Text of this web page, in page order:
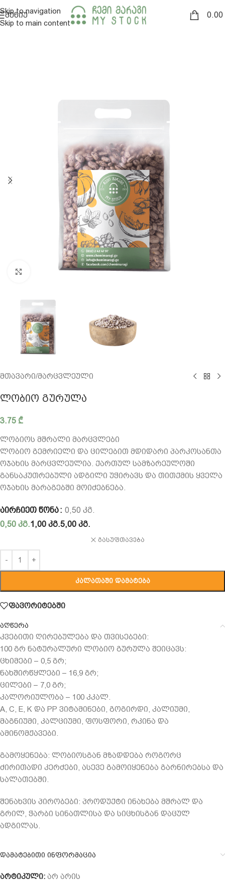
Skip to navigation
Skip to main content
ᲛᲔᲜᲘᲣ 0.00
გადიდება
მთავარი/მარცვლეული
ᲚᲝᲑᲘᲝ ᲒᲣᲠᲣᲚᲐ
3.75 ₾
ლობიოს მშრალი მარცვლები
ლობიო გემრიელი და ცილებით მდიდარი პარკოსანთა
ოჯახის მარცვლეულია. ქართულ სამზარეულოში
განსაკუთრებული ადგილი უჭირავს და თითქმის ყველა
ოჯახის მარაგებში მოიძებნება.
ᲐᲘᲠᲩᲘᲔᲗ ᲬᲝᲜᲐ
0,50 ᲙᲒ.
0,50 კგ.1,00 კგ.5,00 კგ.
გასუფთავება
ᲙᲐᲚᲐᲗᲐᲨᲘ ᲓᲐᲛᲐᲢᲔᲑᲐ
ფავორიტებში
აღწერა
კვებითი ღირებულება და თვისებები:
100 გრ ნატურალური ლობიო გურულა შეიცავს:
ცხიმები – 0,5 გრ;
ნახშირწყლები – 16,9 გრ;
ცილები – 7,0 გრ;
კალორიულობა – 100 კკალ.
A, C, E, K და PP ვიტამინები, გოგირდი, კალიუმი,
მაგნიუმი, კალციუმი, ფოსფორი, რკინა და
ამინომჟავები.
გამოყენება: ლობიოსგან მზადდება როგორც
ძირითადი კერძები, ასევე გამოიყენება გარნირებსა და
სალათებში.
შენახვის პირობები: პროდუქტი ინახება მშრალ და
გრილ, ჭარბი სინათლისა და სიცხისგან დაცულ
ადგილას.
დამატებითი ინფორმაცია
არტიკული: არ არის